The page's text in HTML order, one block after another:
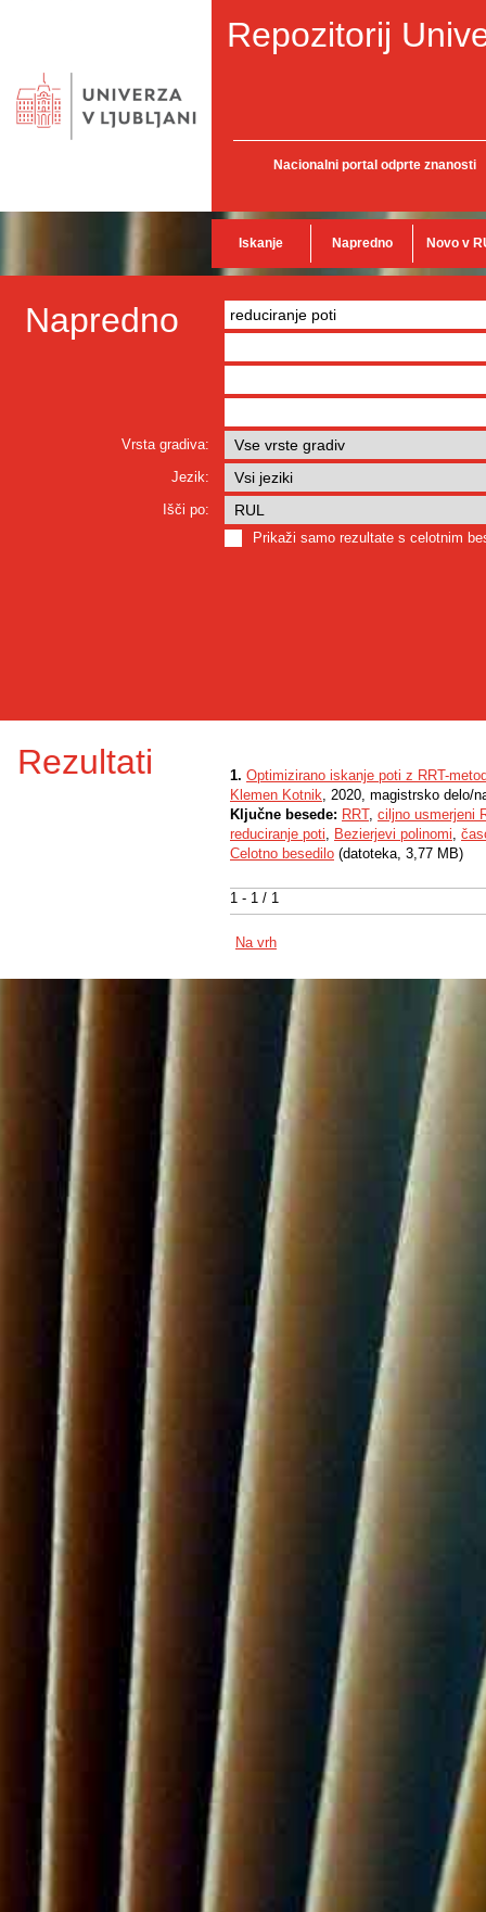
Repozitorij
Nacionalni portal odprte znanosti
Iskanje Napredno Novo v
Napredno
Vrsta gradiva:
Jezik:
Išči po:
Prikaži samo rezultate s celotnim
Rezultati
1 - 1 / 1
1. Optimizirano iskanje poti z RRT-
Klemen Kotnik, 2020, magistrsko delo/
Ključne besede: RRT, ciljno usmerjeni
reduciranje poti, Bezierjevi polinomi,
Celotno besedilo (datoteka, 3,77 MB)
Na vrh